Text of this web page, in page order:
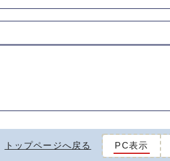
トップページへ戻る PC表示